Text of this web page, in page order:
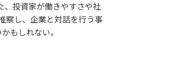
、投資家が働きやすさや社
察し、企業と対話を行う事
もしれない。